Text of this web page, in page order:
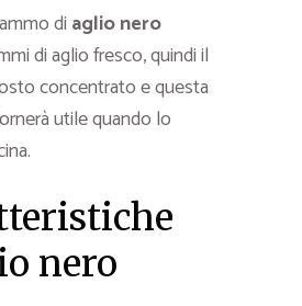
diaglio nero
di aglio fresco, quindi il
concentrato e questa
utile quando lo
nero